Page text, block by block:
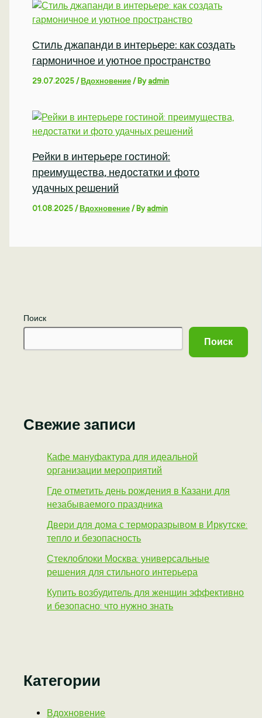
Поиск
Поиск
Свежие записи
Кафе мануфактура для идеальной
организации мероприятий
Где отметить день рождения в Казани для
незабываемого праздника
Двери для дома с терморазрывом в Иркутске:
тепло и безопасность
Стеклоблоки Москва: универсальные
решения для стильного интерьера
Купить возбудитель для женщин эффективно
и безопасно: что нужно знать
Категории
Вдохновение
Стиль джапанди в интерьере: как создать
гармоничное и уютное пространство
29.07.2025/Вдохновение / Byadmin
Рейки в интерьере гостиной:
преимущества, недостатки и фото
удачных решений
01.08.2025/ Вдохновение / Byadmin